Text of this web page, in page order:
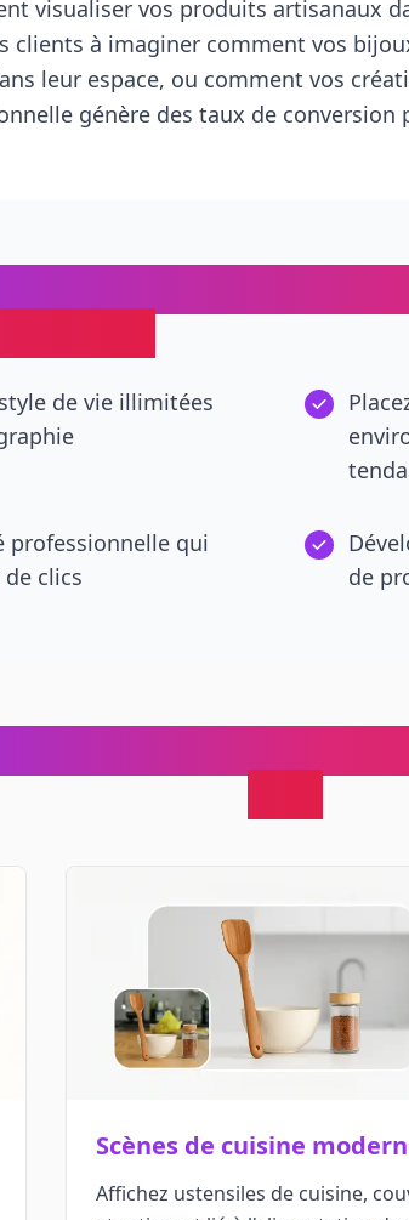
visualiser vos produits artisanaux
clients à imaginer comment vos
leur espace, ou comment vos
génère des taux de conversion
de vie illimitées
professionnelle qui
clics
de
Scènes de cuisine
Affichez ustensiles de cuisine,